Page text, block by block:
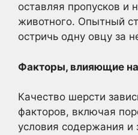
оставляя пропусков и
животного. Опытный
остричь одну овцу за
Факторы, влияющие
Качество шерсти
факторов, включая
условия содержания и